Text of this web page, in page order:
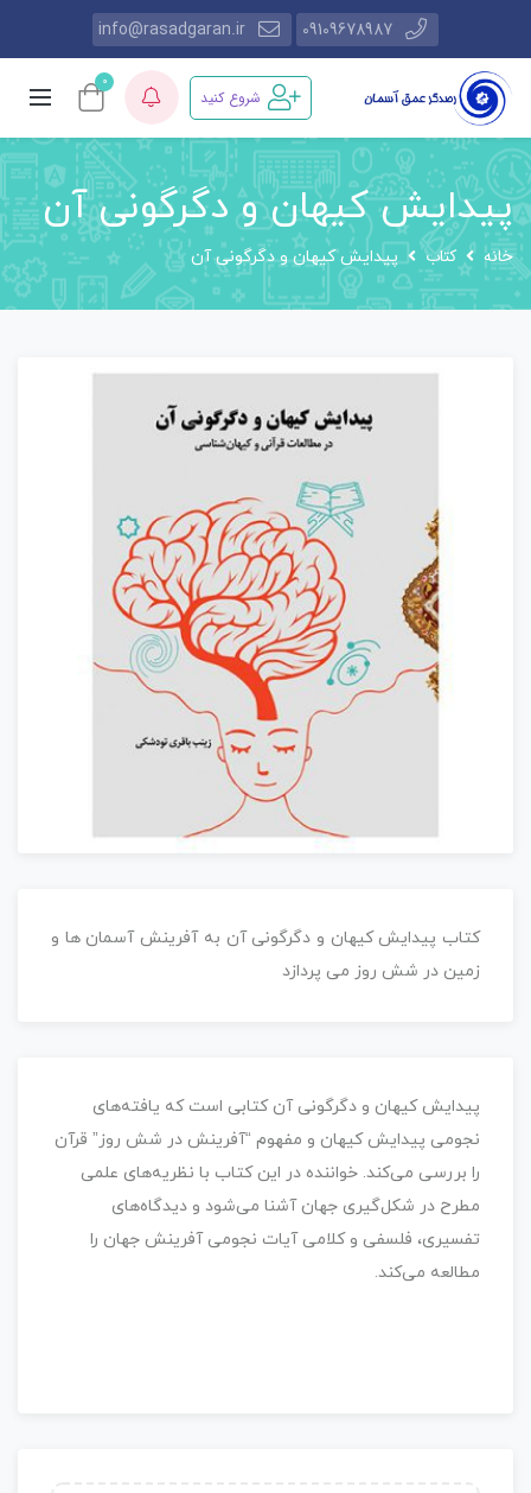
09109678987
info@rasadgaran.ir
شروع کنید
0
پیدایش کیهان و دگرگونی آن
خانه کتاب پیدایش کیهان و دگرگونی آن
کتاب پیدایش کیهان و دگرگونی آن به آفرینش آسمان ها و
زمین در شش روز می پردازد
پیدایش کیهان و دگرگونی‌ آن کتابی است که یافته‌های
نجومی پیدایش کیهان و مفهوم “آفرینش در شش روز” قرآن
را بررسی می‌کند. خواننده در این کتاب با نظریه‌های علمی
مطرح در شکل‌گیری جهان آشنا می‌شود و دیدگاه‌های
تفسیری، فلسفی و کلامی آیات نجومی آفرینش جهان را
مطالعه می‌کند.